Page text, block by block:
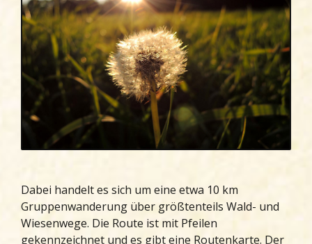
Dabei handelt es sich um eine etwa 10 km
Gruppenwanderung über größtenteils Wald- und
Wiesenwege. Die Route ist mit Pfeilen
gekennzeichnet und es gibt eine Routenkarte. Der